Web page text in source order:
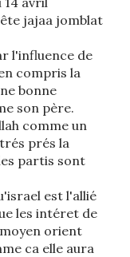
jajaa jomblat
l'influence de
compris la
bonne
son père.
comme un
prés la
partis sont
est l'allié
les intéret de
orient
ca elle aura